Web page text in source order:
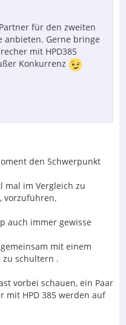
für den zweiten
anbieten. Gerne bringe
mit HPD385
Konkurrenz
den Schwerpunkt
mal im Vergleich zu
vorzuführen.
auch immer gewisse
mit einem
schultern .
vorbei schauen, ein Paar
mit HPD 385 werden auf